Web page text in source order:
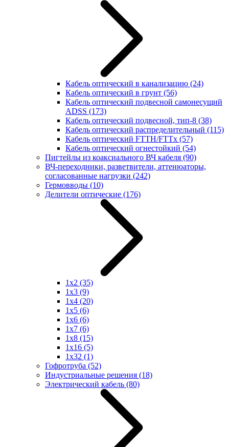
Кабель оптический в канализацию (24)
Кабель оптический в грунт (56)
Кабель оптический подвесной самонесущий
ADSS (173)
Кабель оптический подвесной, тип-8 (38)
Кабель оптический распределительный (115)
Кабель оптический FTTH/FTTx (57)
Кабель оптический огнестойкий (54)
Пигтейлы из коаксиального ВЧ кабеля (90)
ВЧ-переходники, разветвители, аттенюаторы,
согласованные нагрузки (242)
Гермовводы (10)
Делители оптические (176)
1x2 (35)
1x3 (9)
1x4 (20)
1x5 (6)
1x6 (6)
1x7 (6)
1x8 (15)
1x16 (5)
1x32 (1)
Гофротруба (52)
Индустриальные решения (18)
Электрический кабель (80)